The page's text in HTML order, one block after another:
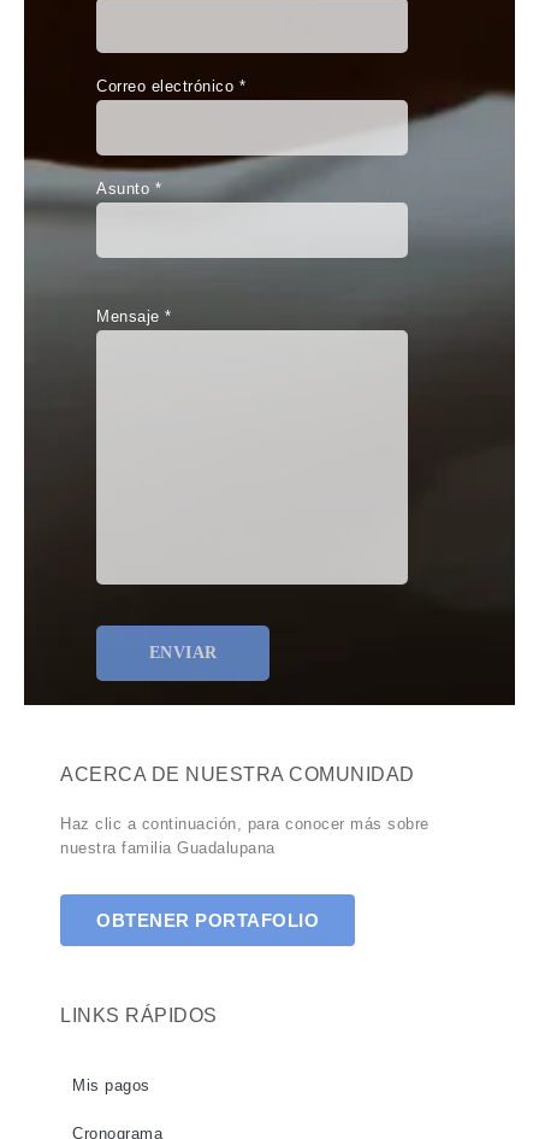
Correo electrónico *
Asunto *
Mensaje *
ACERCA DE NUESTRA COMUNIDAD
Haz clic a continuación, para conocer más sobre
nuestra familia Guadalupana
OBTENER PORTAFOLIO
LINKS RÁPIDOS
Mis pagos
Cronograma